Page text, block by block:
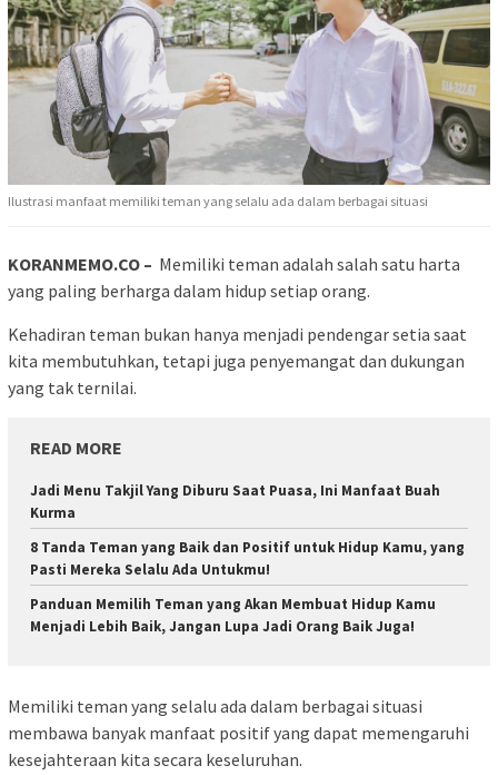
Ilustrasi manfaat memiliki teman yang selalu ada dalam berbagai situasi
KORANMEMO.CO – Memiliki teman adalah salah satu harta
yang paling berharga dalam hidup setiap orang.
Kehadiran teman bukan hanya menjadi pendengar setia saat
kita membutuhkan, tetapi juga penyemangat dan dukungan
yang tak ternilai.
READ MORE
Jadi Menu Takjil Yang Diburu Saat Puasa, Ini Manfaat Buah
Kurma
8 Tanda Teman yang Baik dan Positif untuk Hidup Kamu, yang
Pasti Mereka Selalu Ada Untukmu!
Panduan Memilih Teman yang Akan Membuat Hidup Kamu
Menjadi Lebih Baik, Jangan Lupa Jadi Orang Baik Juga!
Memiliki teman yang selalu ada dalam berbagai situasi
membawa banyak manfaat positif yang dapat memengaruhi
kesejahteraan kita secara keseluruhan.